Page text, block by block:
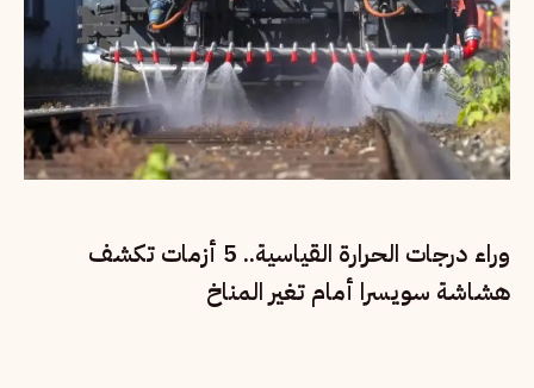
وراء درجات الحرارة القياسية.. 5 أزمات تكشف
هشاشة سويسرا أمام تغير المناخ